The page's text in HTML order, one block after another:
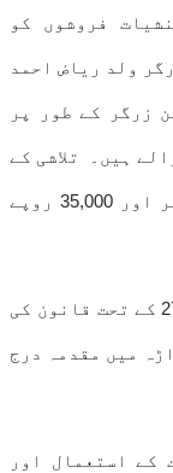
فروشوں کو
ولد ریاض احمد
زرگر کے طور پر
ہیں۔ تلاشی کے
دوران ان کے قبضے سے 4 گرام براؤن شوگر اور 35,000 روپے
اسی مناسبت سے ایف آئی آر نمبر 279/2024 کے تحت قانون کی
میں مقدمہ درج
کے استعمال اور